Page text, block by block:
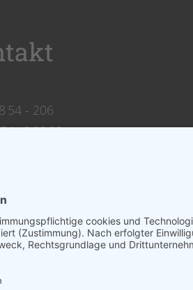
54 - 206
- 9 39 89
über Telefon